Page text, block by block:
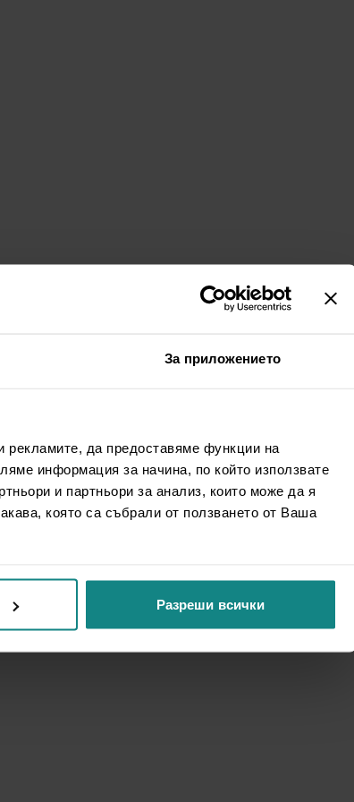
За приложението
рекламите, да предоставяме функции на
информация за начина, по който използвате
и партньори за анализ, които може да я
която са събрали от ползването от Ваша
Разреши всички